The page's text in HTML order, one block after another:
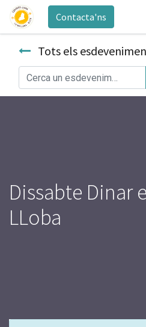
Contacta'ns
Tots els
Dissabte Dinar
LLoba